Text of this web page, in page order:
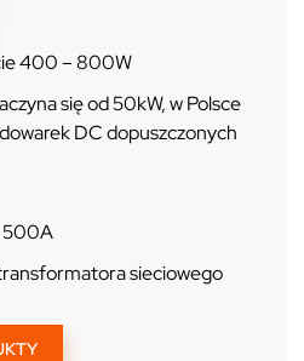
400 – 800W
się od 50kW, w Polsce
DC dopuszczonych
500A
sieciowego